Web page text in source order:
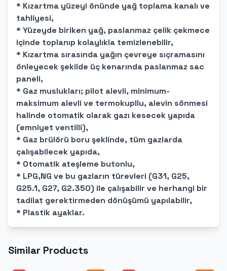
* Kızartma yüzeyi önünde yağ toplama kanalı ve
tahliyesi,
* Yüzeyde biriken yağ, paslanmaz çelik çekmece
içinde toplanıp kolaylıkla temizlenebilir,
* Kızartma sırasında yağın çevreye sıçramasını
önleyecek şekilde üç kenarında paslanmaz sac
paneli,
* Gaz muslukları; pilot alevli, minimum-
maksimum alevli ve termokupllu, alevin sönmesi
halinde otomatik olarak gazı kesecek yapıda
(emniyet ventilli),
* Gaz brülörü boru şeklinde, tüm gazlarda
çalışabilecek yapıda,
* Otomatik ateşleme butonlu,
* LPG,NG ve bu gazların türevleri (G31, G25,
G25.1, G27, G2.350) ile çalışabilir ve herhangi bir
tadilat gerektirmeden dönüşümü yapılabilir,
* Plastik ayaklar.
Similar Products